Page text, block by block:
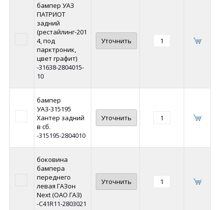
бампер УАЗ
ПАТРИОТ
задний
(рестайлинг-201
4, под
парктроник,
цвет графит)
-31638-2804015-
10
Уточнить
бампер
УАЗ-315195
Хантер задний
в сб.
-315195-2804010
Уточнить
боковина
бампера
переднего
левая ГАЗон
Next (ОАО ГАЗ)
-C41R11-2803021
Уточнить